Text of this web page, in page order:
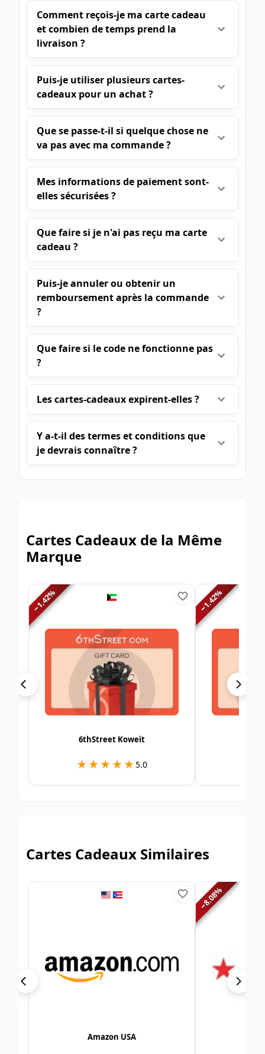
Comment reçois-je ma carte cadeau
et combien de temps prend la
livraison ?
Puis-je utiliser plusieurs cartes-
cadeaux pour un achat ?
Que se passe-t-il si quelque chose ne
va pas avec ma commande ?
Mes informations de paiement sont-
elles sécurisées ?
Que faire si je n'ai pas reçu ma carte
cadeau ?
Puis-je annuler ou obtenir un
remboursement après la commande
?
Que faire si le code ne fonctionne pas
?
Les cartes-cadeaux expirent-elles ?
Y a-t-il des termes et conditions que
je devrais connaître ?
Cartes Cadeaux de la Même
Marque
−
1.42
%
6thStreet Koweït
★★★★★
★★★★★5.0
−
1.42
%
Cartes Cadeaux Similaires
Amazon USA
−
8.08
%